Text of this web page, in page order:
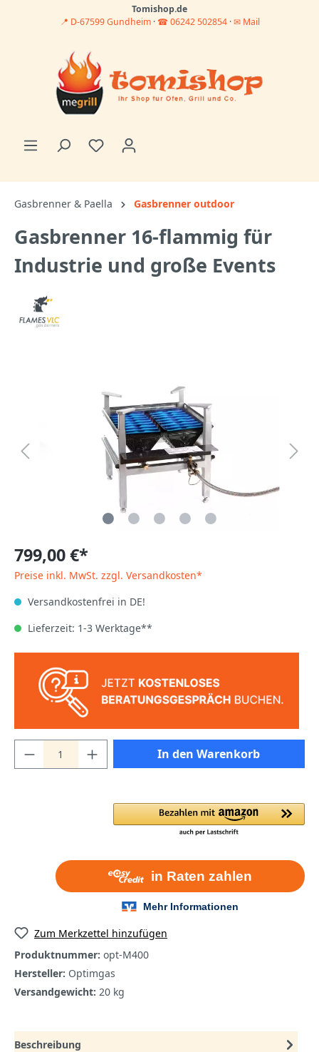
Tomishop.de
📍 D-67599 Gundheim · ☎ 06242 502854·✉ Mail
Gasbrenner & Paella Gasbrenner outdoor
Gasbrenner 16-flammig für
Industrie und große Events
799,00 €*
Preise inkl. MwSt. zzgl. Versandkosten*
Versandkostenfrei in DE!
Lieferzeit: 1-3 Werktage**
In den Warenkorb
Zum Merkzettel hinzufügen
Produktnummer: opt-M400
Hersteller: Optimgas
Versandgewicht: 20 kg
Beschreibung